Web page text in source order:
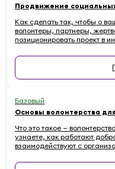
Продвижение
Как сделать так, чтобы о
волонтеры, партнеры,
позиционировать проект в
со СМИ? Все это — в новом
Базовый
Основы волонтерства
Что это такое —
узнаете, как работают
взаимодействуют с
распространенных ошибок.